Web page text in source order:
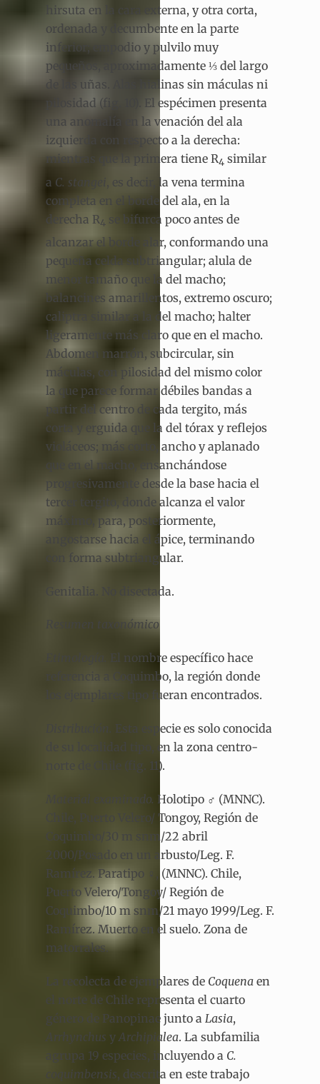
hirsuta en la cara externa, y otra corta,
ordenada y decumbente en la parte
inferior; empodio y pulvilo muy
pequeños, aproximadamente ⅓ del largo
de las uñas. Alas hialinas sin máculas ni
pilosidad (fig. 10). El espécimen presenta
una anomalía en la venación del ala
izquierda con respecto a la derecha:
mientras que la primera tiene R4 similar
a C. stangei
, es decir, la vena termina
completa en el borde del ala, en la
derecha R4 se bifurca poco antes de
alcanzar el borde alar, conformando una
pequeña celda subtriangular; alula de
menor tamaño que la del macho;
balancines amarillentos, extremo oscuro;
caliptra similar a la del macho; halter
ligeramente más claro que en el macho.
Abdomen marrón, subcircular, sin
máculas, con pilosidad del mismo color
la que parece formar débiles bandas a
partir del centro de cada tergito, más
corta y erguida que la del tórax y reflejos
violáceos; más corto, ancho y aplanado
que en el macho, ensanchándose
progresivamente desde la base hacia el
tercer tergito, donde alcanza el valor
máximo, para, posteriormente,
angostarse hacia el ápice, terminando
con forma subtriangular.
Genitalia. No disectada.
Resumen taxonómico
El nombre específico hace
referencia a Coquimbo, la región donde
los ejemplares tipo fueran encontrados.
Distribución. Esta especie es solo conocida
de su localidad tipo, en la zona centro-
norte de Chile (fig. 11).
Material examinado. Holotipo ♂ (MNNC).
Chile, Puerto Velero/ Tongoy, Región de
Coquimbo/30 m snm/22 abril
2000/Posado en un arbusto/Leg. F.
Ramírez. Paratipo ♀, (MNNC). Chile,
Puerto Velero/Tongoy/ Región de
Coquimbo/10 m snm/21 mayo 1999/Leg. F.
Ramírez. Muerto en el suelo. Zona de
matorrales.
La recolecta de ejemplares de Coquena en
el norte de Chile representa el cuarto
género de Panopinae junto a Lasia,
Arrhynchus y Archipialea. La subfamilia
agrupa 19 especies, incluyendo a C.
coquimbensis, descrita en este trabajo